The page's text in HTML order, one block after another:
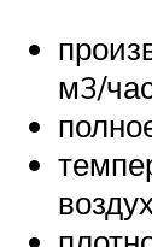
м3/